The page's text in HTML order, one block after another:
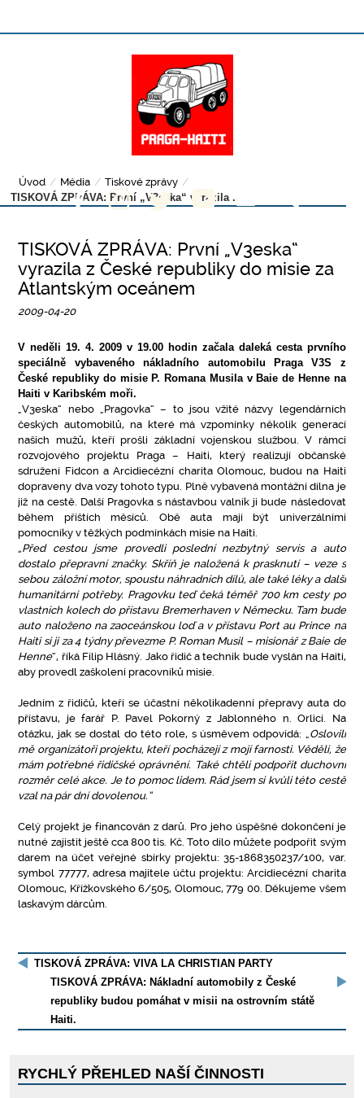
Úvod / Média / Tiskové zprávy /
TISKOVÁ ZPRÁVA: První „V3eska“ vyrazila ...
TISKOVÁ ZPRÁVA: První „V3eska“
vyrazila z České republiky do misie za
Atlantským oceánem
2009-04-20
V neděli 19. 4. 2009 v 19.00 hodin začala daleká cesta prvního
speciálně vybaveného nákladního automobilu Praga V3S z
České republiky do misie P. Romana Musila v Baie de Henne na
Haiti v Karibském moři.
„V3eska“ nebo „Pragovka“ – to jsou vžité názvy legendárních
českých automobilů, na které má vzpomínky několik generací
našich mužů, kteří prošli základní vojenskou službou. V rámci
rozvojového projektu Praga – Haiti, který realizují občanské
sdružení Fidcon a Arcidiecézní charita Olomouc, budou na Haiti
dopraveny dva vozy tohoto typu. Plně vybavená montážní dílna je
již na cestě. Další Pragovka s nástavbou valník ji bude následovat
během příštích měsíců. Obě auta mají být univerzálními
pomocníky v těžkých podmínkách misie na Haiti.
„Před cestou jsme provedli poslední nezbytný servis a auto
dostalo přepravní značky. Skříň je naložená k prasknutí – veze s
sebou záložní motor, spoustu náhradních dílů, ale také léky a další
humanitární potřeby. Pragovku teď čeká téměř 700 km cesty po
vlastních kolech do přístavu Bremerhaven v Německu. Tam bude
auto naloženo na zaoceánskou loď a v přístavu Port au Prince na
Haiti si ji za 4 týdny převezme P. Roman Musil – misionář z Baie de
Henne“, říká Filip Hlásný. Jako řidič a technik bude vyslán na Haiti,
aby provedl zaškolení pracovníků misie.
Jedním z řidičů, kteří se účastní několikadenní přepravy auta do
přístavu, je farář P. Pavel Pokorný z Jablonného n. Orlicí. Na
otázku, jak se dostal do této role, s úsměvem odpovídá: „Oslovili
mě organizátoři projektu, kteří pocházejí z mojí farnosti. Věděli, že
mám potřebné řidičské oprávnění. Také chtěli podpořit duchovní
rozměr celé akce. Je to pomoc lidem. Rád jsem si kvůli této cestě
vzal na pár dní dovolenou.“
Celý projekt je financován z darů. Pro jeho úspěšné dokončení je
nutné zajistit ještě cca 800 tis. Kč. Toto dílo můžete podpořit svým
darem na účet veřejné sbírky projektu: 35-1868350237/100, var.
symbol 77777, adresa majitele účtu projektu: Arcidiecézní charita
Olomouc, Křížkovského 6/505, Olomouc, 779 00. Děkujeme všem
laskavým dárcům.
TISKOVÁ ZPRÁVA: VIVA LA CHRISTIAN PARTY
TISKOVÁ ZPRÁVA: Nákladní automobily z České
republiky budou pomáhat v misii na ostrovním státě
Haiti.
RYCHLÝ PŘEHLED NAŠÍ ČINNOSTI